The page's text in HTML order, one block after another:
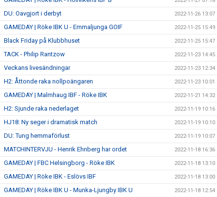
DU: Oavgjort i derbyt 2022-11-26 13:07
GAMEDAY | Röke IBK U - Emmaljunga GOIF 2022-11-25 15:49
Black Friday på Klubbhuset 2022-11-25 15:47
TACK - Philip Rantzow 2022-11-23 14:45
Veckans livesändningar 2022-11-23 12:34
H2: Åttonde raka nollpoängaren 2022-11-23 10:01
GAMEDAY | Malmhaug IBF - Röke IBK 2022-11-21 14:32
H2: Sjunde raka nederlaget 2022-11-19 10:16
HJ18: Ny seger i dramatisk match 2022-11-19 10:10
DU: Tung hemmaförlust 2022-11-19 10:07
MATCHINTERVJU - Henrik Ehnberg har ordet 2022-11-18 16:36
GAMEDAY | FBC Helsingborg - Röke IBK 2022-11-18 13:10
GAMEDAY | Röke IBK - Eslövs IBF 2022-11-18 13:00
GAMEDAY | Röke IBK U - Munka-Ljungby IBK U 2022-11-18 12:54